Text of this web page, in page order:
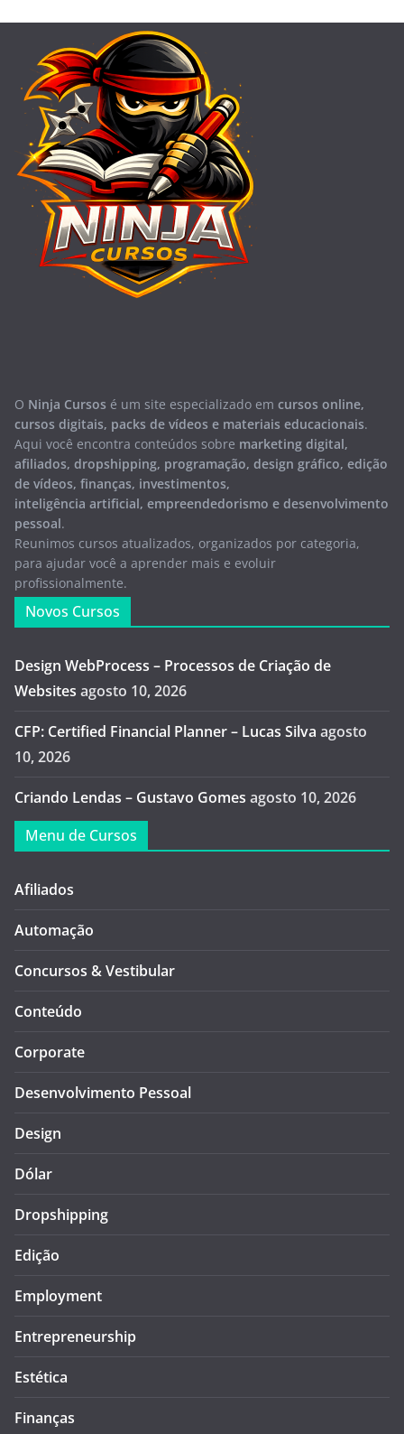
O Ninja Cursos é um site especializado em cursos online,
cursos digitais, packs de vídeos e materiais educacionais.
Aqui você encontra conteúdos sobre marketing digital,
afiliados, dropshipping, programação, design gráfico, edição
de vídeos, finanças, investimentos,
inteligência artificial, empreendedorismo e desenvolvimento
pessoal.
Reunimos cursos atualizados, organizados por categoria,
para ajudar você a aprender mais e evoluir
profissionalmente.
Novos Cursos
Design WebProcess – Processos de Criação de
Websites agosto 10, 2026
CFP: Certified Financial Planner – Lucas Silva agosto
10, 2026
Criando Lendas – Gustavo Gomes agosto 10, 2026
Menu de Cursos
Afiliados
Automação
Concursos & Vestibular
Conteúdo
Corporate
Desenvolvimento Pessoal
Design
Dólar
Dropshipping
Edição
Employment
Entrepreneurship
Estética
Finanças